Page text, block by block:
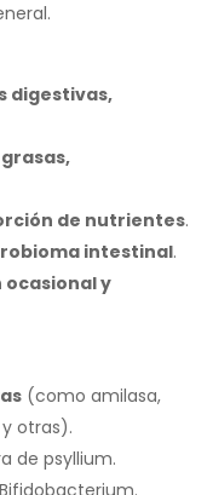
digestivas,
de nutrientes.
intestinal.
ocasional y
(como amilasa,
otras).
de psyllium.